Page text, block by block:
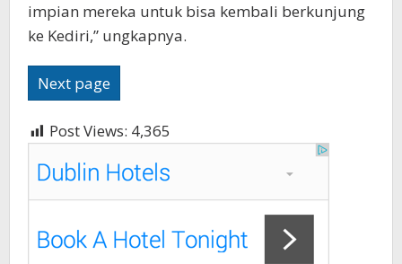
impian mereka untuk bisa kembali berkunjung
ke Kediri,” ungkapnya.
Next page
Post Views: 4,365